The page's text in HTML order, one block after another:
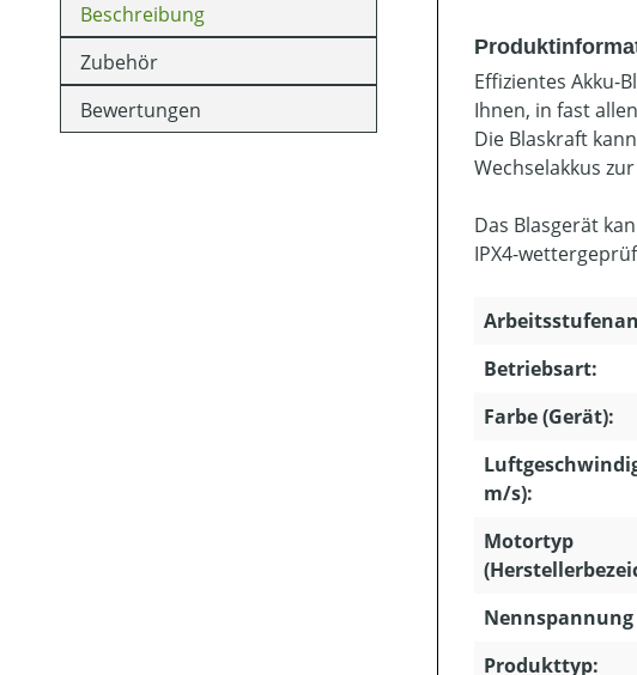
Beschreibung
Zubehör
Bewertungen
Effizientes Akku-
Ihnen, in fast
Die Blaskraft
Wechselakkus
Das Blasgerät
IPX4-
Betriebsart:
Farbe (Gerät):
m/s):
Motortyp
Nennspannung
Produkttyp: